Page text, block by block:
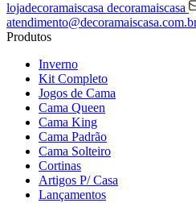
lojadecoramaiscasa decoramaiscasa
Produtos
Inverno
Kit Completo
Jogos de Cama
Cama Queen
Cama King
Cama Padrão
Cama Solteiro
Cortinas
Artigos P/ Casa
Lançamentos